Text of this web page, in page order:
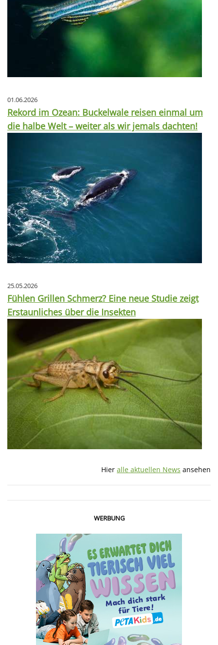
01.06.2026
Rekord im Ozean: Buckelwale reisen einmal um
die halbe Welt – weiter als wir jemals dachten!
25.05.2026
Fühlen Grillen Schmerz? Eine neue Studie zeigt
Erstaunliches über die Insekten
Hier alle aktuellen News ansehen
WERBUNG